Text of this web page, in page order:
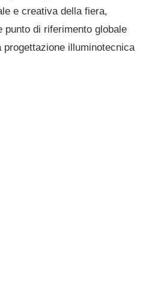
e creativa della fiera,
punto di riferimento globale
progettazione illuminotecnica